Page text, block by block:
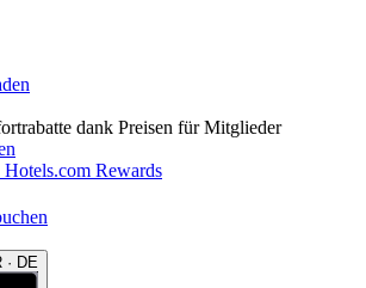
dank Preisen für Mitglieder
Rewards
· DE